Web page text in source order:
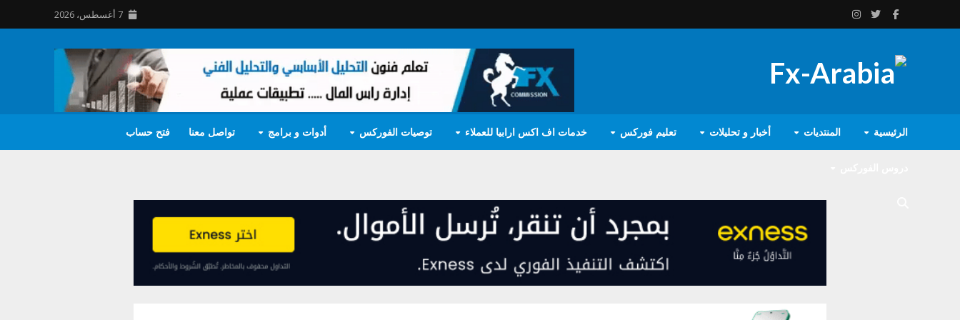
7 أغسطس، 2026
الرئيسية المنتديات أخبار و تحليلات تعليم فوركس خدمات اف اكس ارابيا للعملاء توصيات الفوركس أدوات و برامج تواصل معنا فتح حساب